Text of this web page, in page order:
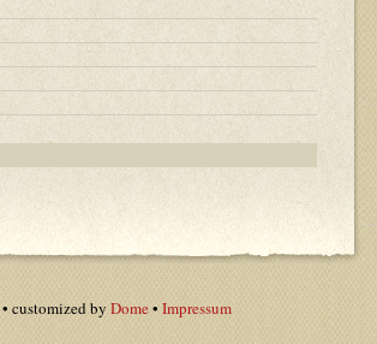
• customized by Dome• Impressum